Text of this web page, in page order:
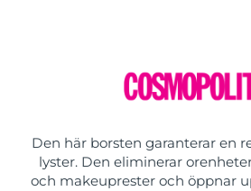
Den här borsten garanterar en
lyster. Den eliminerar
och makeuprester och öppnar